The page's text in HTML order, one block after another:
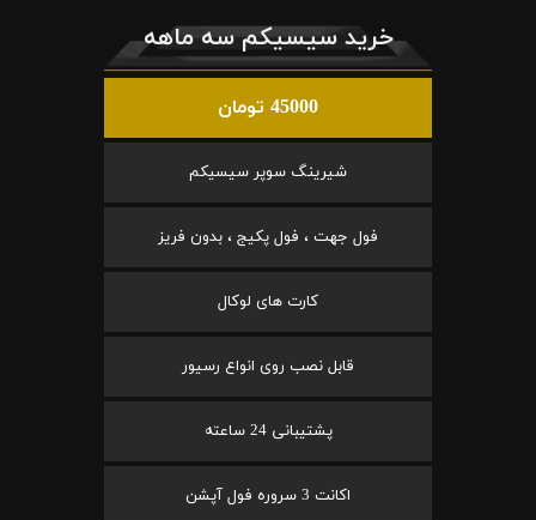
خرید سیسیکم سه ماهه
45000 تومان
شیرینگ سوپر سیسیکم
فول جهت ، فول پکیج ، بدون فریز
کارت های لوکال
قابل نصب روی انواع رسیور
پشتیبانی 24 ساعته
اکانت 3 سروره فول آپشن